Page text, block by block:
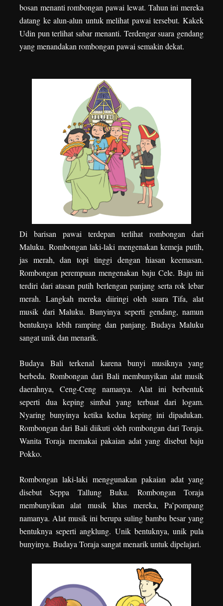
bosan menanti rombongan pawai lewat. Tahun ini mereka
datang ke alun-alun untuk melihat pawai tersebut. Kakek
Udin pun terlihat sabar menanti. Terdengar suara gendang
yang menandakan rombongan pawai semakin dekat.
Di barisan pawai terdepan terlihat rombongan dari
Maluku. Rombongan laki-laki mengenakan kemeja putih,
jas merah, dan topi tinggi dengan hiasan keemasan.
Rombongan perempuan mengenakan baju Cele. Baju ini
terdiri dari atasan putih berlengan panjang serta rok lebar
merah. Langkah mereka diiringi oleh suara Tifa, alat
musik dari Maluku. Bunyinya seperti gendang, namun
bentuknya lebih ramping dan panjang. Budaya Maluku
sangat unik dan menarik.
Budaya Bali terkenal karena bunyi musiknya yang
berbeda. Rombongan dari Bali membunyikan alat musik
daerahnya, Ceng-Ceng namanya. Alat ini berbentuk
seperti dua keping simbal yang terbuat dari logam.
Nyaring bunyinya ketika kedua keping ini dipadukan.
Rombongan dari Bali diikuti oleh rombongan dari Toraja.
Wanita Toraja memakai pakaian adat yang disebut baju
Pokko.
Rombongan laki-laki menggunakan pakaian adat yang
disebut Seppa Tallung Buku. Rombongan Toraja
membunyikan alat musik khas mereka, Pa’pompang
namanya. Alat musik ini berupa suling bambu besar yang
bentuknya seperti angklung. Unik bentuknya, unik pula
bunyinya. Budaya Toraja sangat menarik untuk dipelajari.